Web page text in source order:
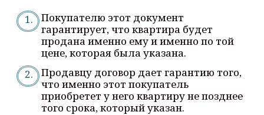
Покупателю этот документ
гарантирует, что квартира будет
продана именно ему и именно по той
цене, которая была указана.
Продавцу договор дает гарантию того,
что именно этот покупатель
приобретет у него квартиру не позднее
того срока, который указан.